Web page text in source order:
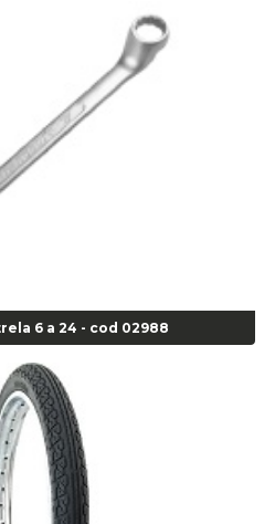
1.3/16" 29840 - Gedore - Cod 02174
Reto - Gedore A2 - Cod 00894
Bico Curvo - Gedore A21 - Cod 00895
Curvo - Gedore J21 - Cod 00893
8134 Gedore - Cod 02008
03078
11" - Corneta - Cod 03113
00133
- Cod 00517
- Cod 00518
- Cod 00519
- Vermelho - Cod 01465
- Branco - Cod 01466
- Marrom - Cod 01467
- Preto - Cod 01335
- Cod 00520
6 a 24 - cod 02988